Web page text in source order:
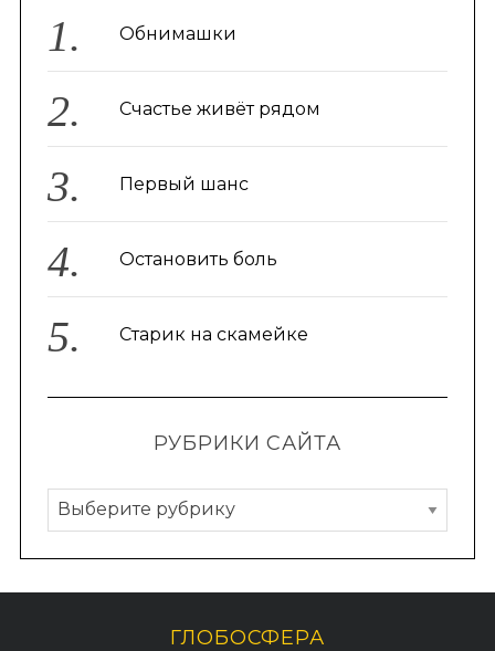
Обнимашки
Счастье живёт рядом
Первый шанс
Остановить боль
Старик на скамейке
РУБРИКИ САЙТА
Р
у
б
р
ГЛОБОСФЕРА